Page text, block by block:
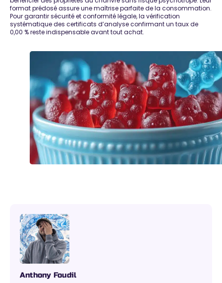
format prédosé assure unemaîtrise parfaite de la consommation.
Pour garantir sécurité et conformité légale, la vérification
systématique des certificats d’analyse confirmant un taux de
0,00 %reste indispensable avant tout achat.
Anthony Foudil